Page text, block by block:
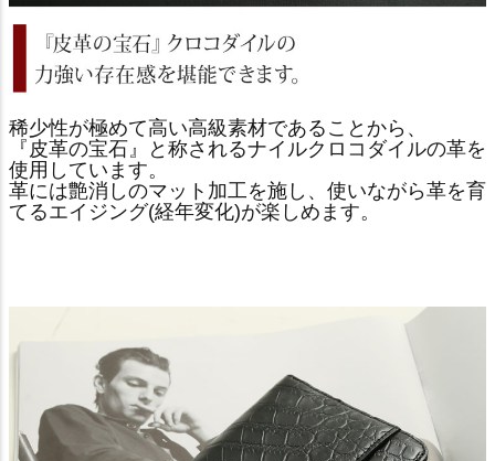
稀少性が極めて高い高級素材であることから、
『皮革の宝石』と称されるナイルクロコダイルの革を
使用しています。
革には艶消しのマット加工を施し、使いながら革を育
てるエイジング(経年変化)が楽しめます。